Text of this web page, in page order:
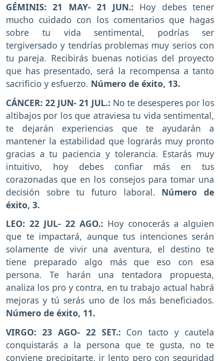
GÉMINIS: 21 MAY- 21 JUN.: Hoy debes tener
mucho cuidado con los comentarios que hagas
sobre tu vida sentimental, podrías ser
tergiversado y tendrías problemas muy serios con
tu pareja. Recibirás buenas noticias del proyecto
que has presentado, será la recompensa a tanto
sacrificio y esfuerzo. Número de éxito, 13.
CÁNCER: 22 JUN- 21 JUL.: No te desesperes por los
altibajos por los que atraviesa tu vida sentimental,
te dejarán experiencias que te ayudarán a
mantener la estabilidad que lograrás muy pronto
gracias a tu paciencia y tolerancia. Estarás muy
intuitivo, hoy debes confiar más en tus
corazonadas que en los consejos para tomar una
decisión sobre tu futuro laboral. Número de
éxito, 3.
LEO: 22 JUL- 22 AGO.: Hoy conocerás a alguien
que te impactará, aunque tus intenciones serán
solamente de vivir una aventura, el destino te
tiene preparado algo más que eso con esa
persona. Te harán una tentadora propuesta,
analiza los pro y contra, en tu trabajo actual habrá
mejoras y tú serás uno de los más beneficiados.
Número de éxito, 11.
VIRGO: 23 AGO- 22 SET.: Con tacto y cautela
conquistarás a la persona que te gusta, no te
conviene precipitarte, ir lento pero con seguridad